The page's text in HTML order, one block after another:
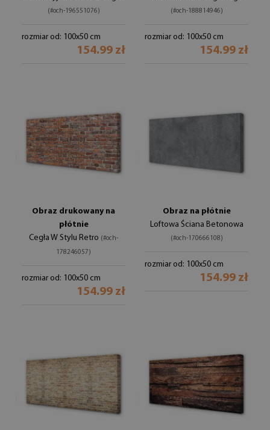
(#och-196551076)
rozmiar od: 100x50 cm
154.99 zł
(#och-188814946)
rozmiar od: 100x50 cm
154.99 zł
Obraz drukowany na
płótnie
Cegła W Stylu Retro (#och-
178246057)
rozmiar od: 100x50 cm
154.99 zł
Obraz na płótnie
Loftowa Ściana Betonowa
(#och-170666108)
rozmiar od: 100x50 cm
154.99 zł